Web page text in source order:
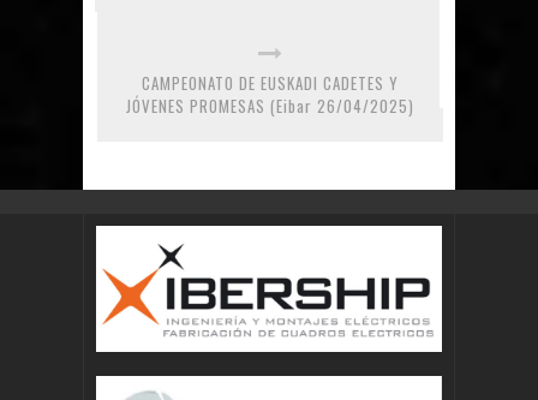
CAMPEONATO DE EUSKADI CADETES Y
JÓVENES PROMESAS (Eibar 26/04/2025)